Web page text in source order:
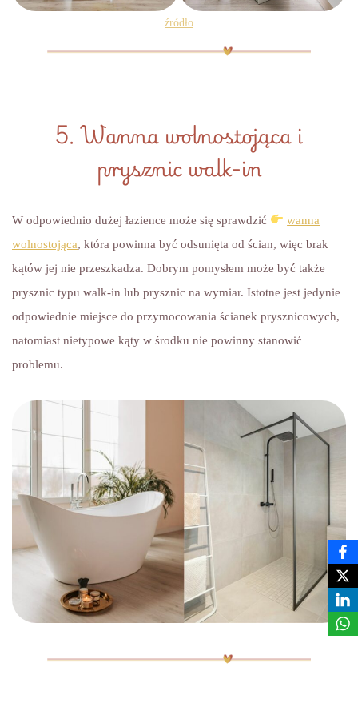
źródło
5. Wanna wolnostojąca i
prysznic walk-in
W odpowiednio dużej łazience może się sprawdzić
wanna
wolnostojąca, która powinna być odsunięta od ścian, więc brak
kątów jej nie przeszkadza. Dobrym pomysłem może być także
prysznic typu walk-in lub prysznic na wymiar. Istotne jest jedynie
odpowiednie miejsce do przymocowania ścianek prysznicowych,
natomiast nietypowe kąty w środku nie powinny stanowić
problemu.